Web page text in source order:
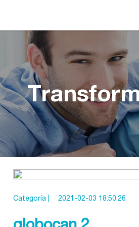
Categoría | 2021-02-03 18:50:26